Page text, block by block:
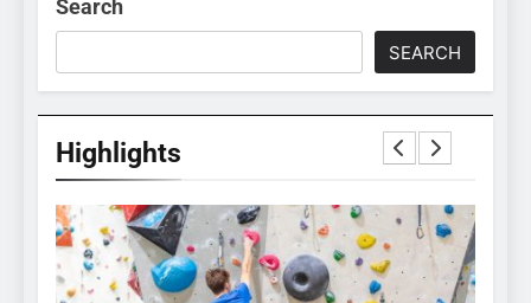
Search
SEARCH
Highlights